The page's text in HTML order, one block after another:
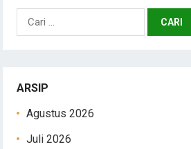
Cari
untuk:
ARSIP
Agustus 2026
Juli 2026